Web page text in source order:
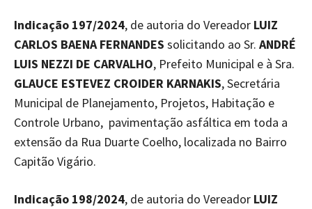
Indicação 197/2024, de autoria do Vereador LUIZ
CARLOS BAENA FERNANDES solicitando ao Sr. ANDRÉ
LUIS NEZZI DE CARVALHO, Prefeito Municipal e à Sra.
GLAUCE ESTEVEZ CROIDER KARNAKIS, Secretária
Municipal de Planejamento, Projetos, Habitação e
Controle Urbano, pavimentação asfáltica em toda a
extensão da Rua Duarte Coelho, localizada no Bairro
Capitão Vigário.
Indicação 198/2024, de autoria do Vereador LUIZ